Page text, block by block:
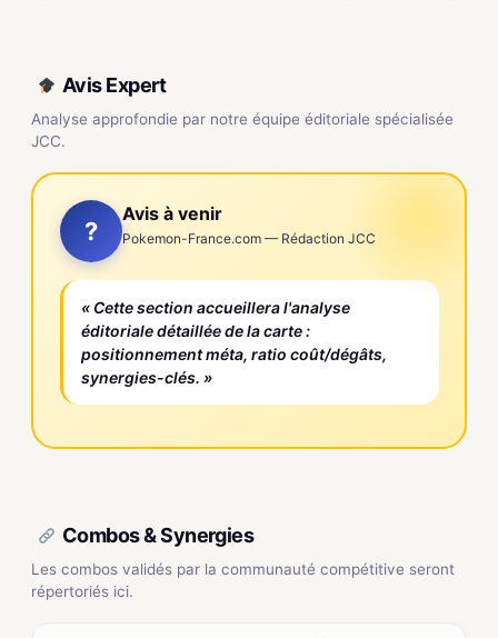
Avis Expert
Analyse approfondie par notre équipe éditoriale spécialisée
JCC.
?
Avis à venir
Pokemon-France.com — Rédaction JCC
« Cette section accueillera l'analyse
éditoriale détaillée de la carte :
positionnement méta, ratio coût/dégâts,
synergies-clés. »
Combos & Synergies
Les combos validés par la communauté compétitive seront
répertoriés ici.